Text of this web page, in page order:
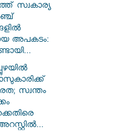
സ്വകാര്യ
അപകടം:
സ്വന്തം